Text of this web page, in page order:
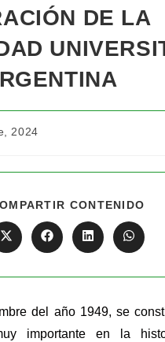
DE LA
2024
CONTENIDO
del año 1949, se
importante en la